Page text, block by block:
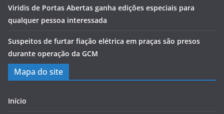
Viridis de Portas Abertas ganha edições especiais para
qualquer pessoa interessada
Suspeitos de furtar fiação elétrica em praças são presos
durante operação da GCM
Mapa do site
Início